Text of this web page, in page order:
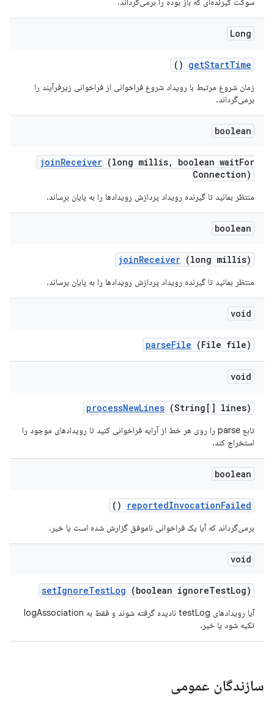
Long
getStartTime
()
زمان شروع مرتبط با رویداد شروع فراخوانی از فراخوانی زیرفرآیند را
برمی‌گرداند.
boolean
joinReceiver (long millis, boolean waitFor
Connection)
منتظر بمانید تا گیرنده رویداد پردازش رویدادها را به پایان برساند.
boolean
joinReceiver (long millis)
منتظر بمانید تا گیرنده رویداد پردازش رویدادها را به پایان برساند.
void
parseFile (File file)
void
processNewLines (String[] lines)
تابع parse را روی هر خط از آرایه فراخوانی کنید تا رویدادهای موجود را
استخراج کند.
boolean
reportedInvocationFailed
()
برمی‌گرداند که آیا یک فراخوانی ناموفق گزارش شده است یا خیر.
void
setIgnoreTestLog (boolean ignoreTestLog)
آیا رویدادهای testLog نادیده گرفته شوند و فقط به logAssociation
تکیه شود یا خیر.
سازندگان عمومی